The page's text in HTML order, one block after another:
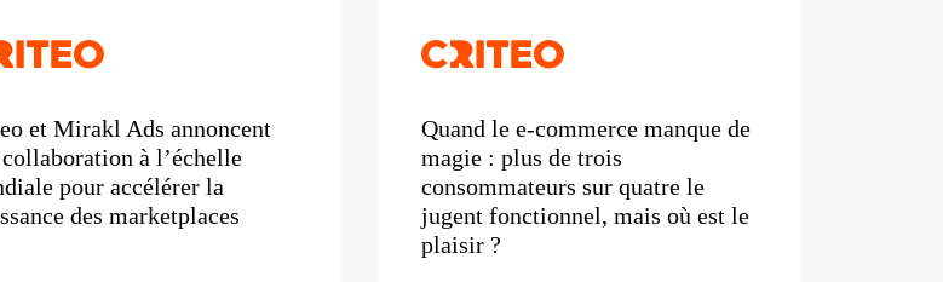
et Mirakl Ads annoncent
à l’échelle
pour accélérer la
des marketplaces
Quand le e-commerce manque de
magie : plus de trois
consommateurs sur quatre le
jugent fonctionnel, mais où est le
plaisir ?